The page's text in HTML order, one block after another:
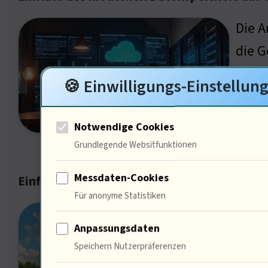
Die
die
Einfluss der kulturellen Innovationen auf
… )
🍪 Einwilligungs-
Notwendige Cookies
Grundlegende Websitfunktionen
Messdaten-Cookies
Für anonyme Statistiken
Anpassungsdaten
Speichern Nutzerpräferenzen